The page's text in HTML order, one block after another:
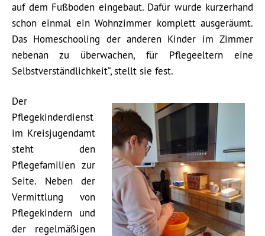
auf dem Fußboden eingebaut. Dafür wurde kurzerhand
schon einmal ein Wohnzimmer komplett ausgeräumt.
Das Homeschooling der anderen Kinder im Zimmer
nebenan zu überwachen, für Pflegeeltern eine
Selbstverständlichkeit“, stellt sie fest.
Der
Pflegekinderdienst
im Kreisjugendamt
steht den
Pflegefamilien zur
Seite. Neben der
Vermittlung von
Pflegekindern und
der regelmäßigen